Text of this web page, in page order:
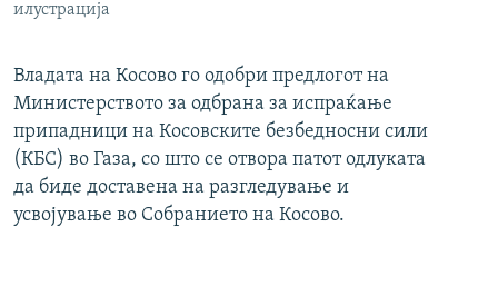
илустрација
Владата на Косово го одобри предлогот на
Министерството за одбрана за испраќање
припадници на Косовските безбедносни сили
(КБС) во Газа, со што се отвора патот одлуката
да биде доставена на разгледување и
усвојување во Собранието на Косово.